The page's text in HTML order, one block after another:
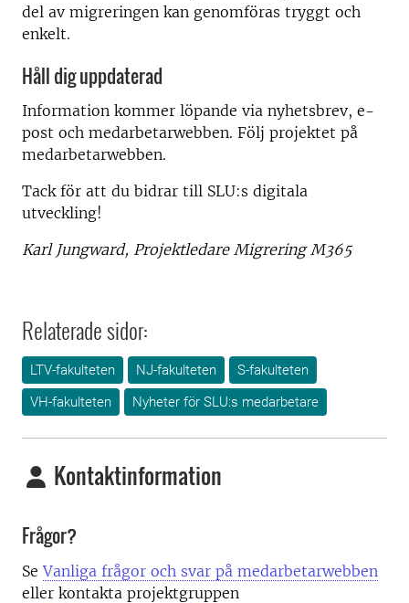
del av migreringen kan genomföras tryggt och
enkelt.
Håll dig uppdaterad
Information kommer löpande via nyhetsbrev, e-
post och medarbetarwebben. Följ projektet på
medarbetarwebben.
Tack för att du bidrar till SLU:s digitala
utveckling!
Karl Jungward, Projektledare Migrering M365
Relaterade sidor:
LTV-fakulteten NJ-fakulteten
S-fakulteten
VH-fakulteten
Nyheter för SLU:s medarbetare
Kontaktinformation
Frågor?
SeVanliga frågor och svar på medarbetarwebben
eller kontakta projektgruppen